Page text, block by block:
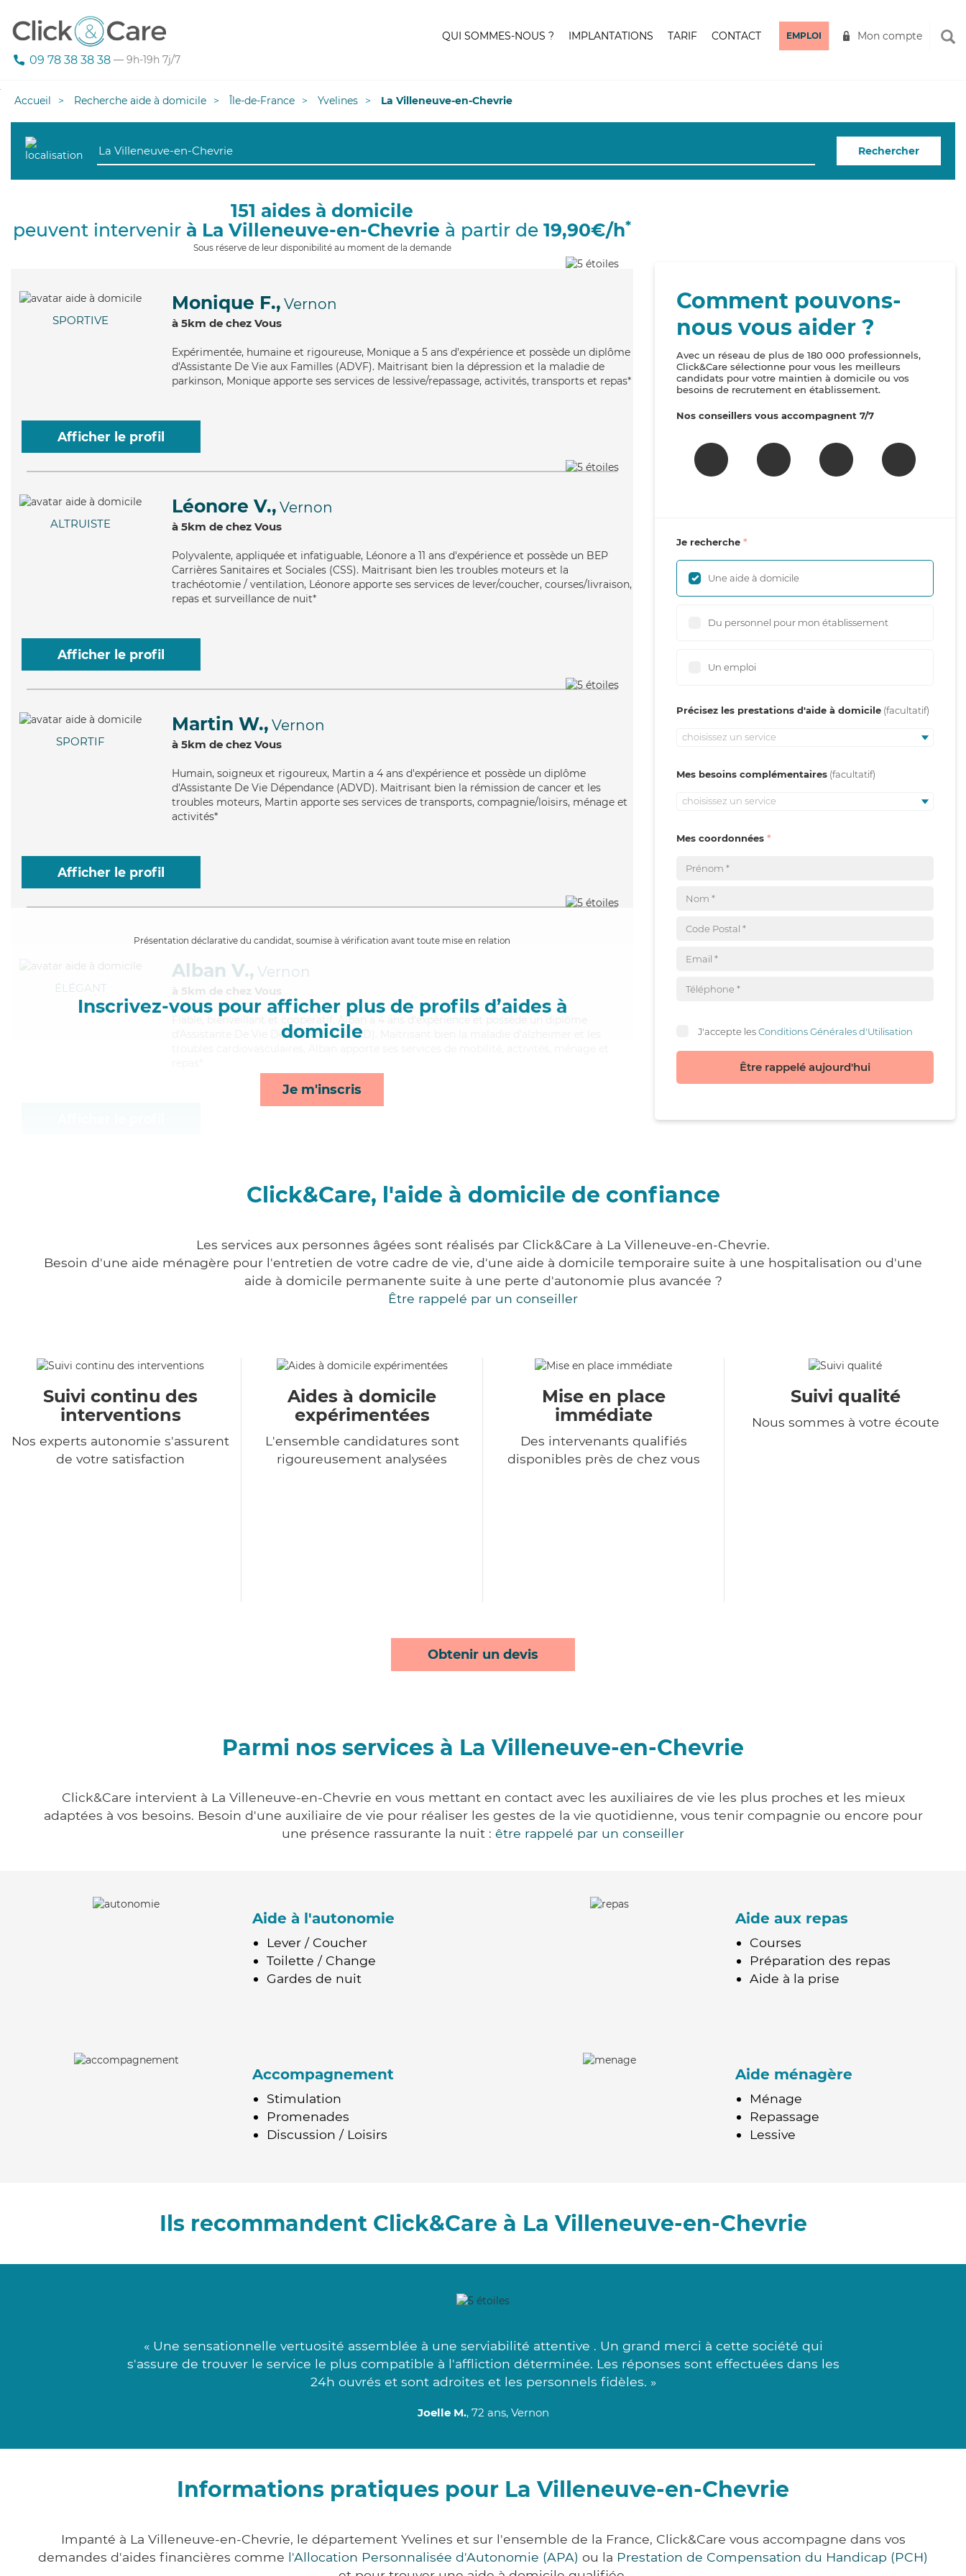
09 78 38 38 38 — 9h-19h 7j/7
QUI SOMMES-NOUS ? IMPLANTATIONS TARIF CONTACT EMPLOI Mon compte
Accueil Recherche aide à domicile Île-de-France Yvelines La Villeneuve-en-Chevrie
Rechercher
151 aides à domicile
peuvent intervenir à La Villeneuve-en-Chevrie à partir de 19,90€/h*
Sous réserve de leur disponibilité au moment de la demande
SPORTIVE
Monique F., Vernon
à 5km de chez Vous
Expérimentée, humaine et rigoureuse, Monique a 5 ans d'expérience et possède un diplôme
d'Assistante De Vie aux Familles (ADVF). Maitrisant bien la dépression et la maladie de
parkinson, Monique apporte ses services de lessive/repassage, activités, transports et repas*
Afficher le profil
ALTRUISTE
Léonore V., Vernon
à 5km de chez Vous
Polyvalente, appliquée et infatiguable, Léonore a 11 ans d'expérience et possède un BEP
Carrières Sanitaires et Sociales (CSS). Maitrisant bien les troubles moteurs et la
trachéotomie / ventilation, Léonore apporte ses services de lever/coucher, courses/livraison,
repas et surveillance de nuit*
Afficher le profil
SPORTIF
Martin W., Vernon
à 5km de chez Vous
Humain, soigneux et rigoureux, Martin a 4 ans d'expérience et possède un diplôme
d'Assistante De Vie Dépendance (ADVD). Maitrisant bien la rémission de cancer et les
troubles moteurs, Martin apporte ses services de transports, compagnie/loisirs, ménage et
activités*
Afficher le profil
Présentation déclarative du candidat, soumise à vérification avant toute mise en relation
Inscrivez-vous pour afficher plus de profils d’aides à
domicile
Je m'inscris
ÉLÉGANT
Alban V., Vernon
à 5km de chez Vous
, bienveillant et coopératif, Alban a 4 ans d'expérience et possède un diplôme
d'Assistante De Vie Dépendance (ADVD). Maitrisant bien la maladie d'alzheimer et les
Comment pouvons-
nous vous aider ?
Avec un réseau de plus de 180 000 professionnels,
Click&Care sélectionne pour vous les meilleurs
candidats pour votre maintien à domicile ou vos
besoins de recrutement en établissement.
Nos conseillers vous accompagnent 7/7
Je recherche
Une aide à domicile
Du personnel pour mon établissement
Un emploi
Précisez les prestations d'aide à domicile
choisissez un service
Mes besoins complémentaires
choisissez un service
Mes coordonnées
J'accepte lesConditions Générales d'Utilisation
Être rappelé aujourd'hui
Click&Care, l'aide à domicile de confiance
Les services aux personnes âgées sont réalisés par Click&Care à La Villeneuve-en-Chevrie.
Besoin d'une aide ménagère pour l'entretien de votre cadre de vie, d'une aide à domicile temporaire suite à une hospitalisation ou d'une
aide à domicile permanente suite à une perte d'autonomie plus avancée ?
Être rappelé par un conseiller
Suivi continu des
interventions
Nos experts autonomie s'assurent
de votre satisfaction
Aides à domicile
expérimentées
L'ensemble candidatures sont
rigoureusement analysées
Mise en place
immédiate
Des intervenants qualifiés
disponibles près de chez vous
Suivi qualité
Nous sommes à votre écoute
Obtenir un devis
Parmi nos services à La Villeneuve-en-Chevrie
Click&Care intervient à La Villeneuve-en-Chevrie en vous mettant en contact avec les auxiliaires de vie les plus proches et les mieux
adaptées à vos besoins. Besoin d'une auxiliaire de vie pour réaliser les gestes de la vie quotidienne, vous tenir compagnie ou encore pour
une présence rassurante la nuit : être rappelé par un conseiller
Aide à l'autonomie
Lever / Coucher
Toilette / Change
Gardes de nuit
Aide aux repas
Courses
Préparation des repas
Aide à la prise
Accompagnement
Stimulation
Promenades
Discussion / Loisirs
Aide ménagère
Ménage
Repassage
Lessive
Ils recommandent Click&Care à La Villeneuve-en-Chevrie
« Une sensationnelle vertuosité assemblée à une serviabilité attentive . Un grand merci à cette société qui
s'assure de trouver le service le plus compatible à l'affliction déterminée. Les réponses sont effectuées dans les
24h ouvrés et sont adroites et les personnels fidèles. »
Joelle M., 72 ans, Vernon
Informations pratiques pour La Villeneuve-en-Chevrie
Impanté à La Villeneuve-en-Chevrie, le département Yvelines et sur l'ensemble de la France, Click&Care vous accompagne dans vos
demandes d'aides financières comme l'Allocation Personnalisée d'Autonomie (APA) ou la Prestation de Compensation du Handicap (PCH)